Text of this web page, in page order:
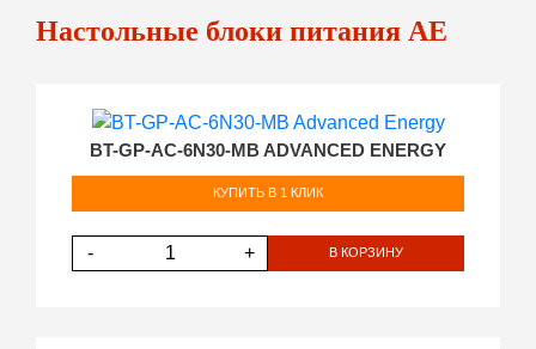
Настольные блоки питания AE
BT-GP-AC-6N30-MB ADVANCED ENERGY
КУПИТЬ В 1 КЛИК
- + В КОРЗИНУ